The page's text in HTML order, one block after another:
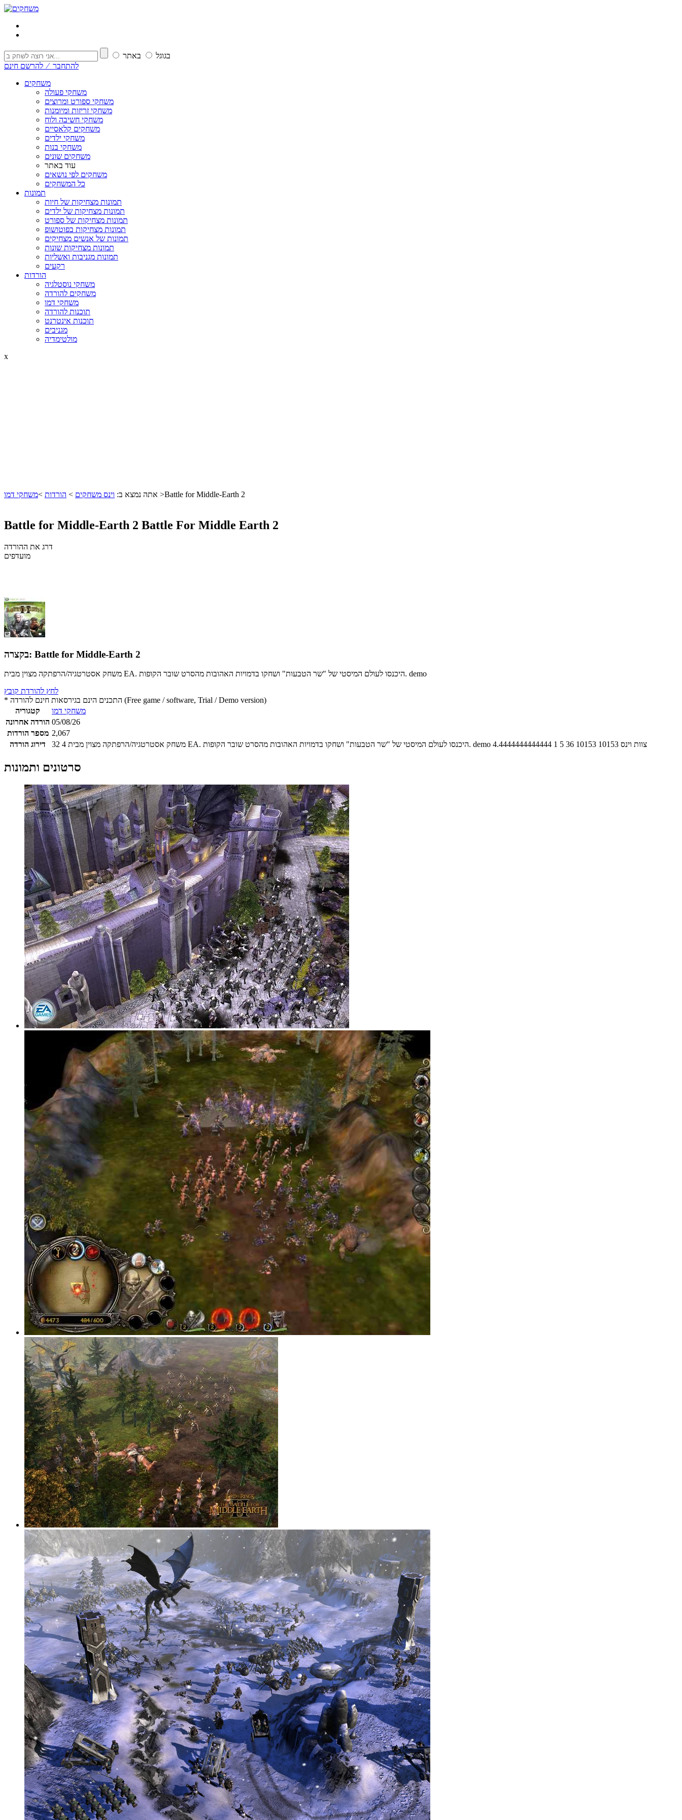
בגוגל
באתר
להתחבר ⁄ להרשם חינם
משחקים
משחקי פעולה
משחקי ספורט ומרוצים
משחקי זריזות ומיומנות
משחקי חשיבה ולוח
משחקים קלאסיים
משחקי ילדים
משחקי בנות
משחקים שונים
עוד באתר
משחקים לפי נושאים
כל המשחקים
תמונות
תמונות מצחיקות של חיות
תמונות מצחיקות של ילדים
תמונות מצחיקות של ספורט
תמונות מצחיקות בפוטושופ
תמונות של אנשים מצחיקים
תמונות מצחיקות שונות
תמונות מגניבות ואשליות
רקעים
הורדות
משחקי נוסטלגיה
משחקים להורדה
משחקי דמו
תוכנות להורדה
תוכנות אינטרנט
מגניבים
מולטימדיה
x
אתה נמצא ב: וינס משחקים > הורדות >משחקי דמו >Battle for Middle-Earth 2
Battle for Middle-Earth 2 Battle For Middle Earth 2
דרג את ההורדה
מועדפים
בקצרה: Battle for Middle-Earth 2
משחק אסטרטגיה/הרפתקה מצוין מבית EA. היכנסו לעולם המיסטי של "שר הטבעות" ושחקו בדמויות האהובות מהסרט שובר הקופות. demo
לחץ להורדת קובץ
* התכנים הינם בגירסאות חינם להורדה (Free game / software, Trial / Demo version)
קטגוריה
משחקי דמו
הורדה אחרונה 05/08/26
מספר הורדות 2,067
דירוג הורדה
32 4 משחק אסטרטגיה/הרפתקה מצוין מבית EA. היכנסו לעולם המיסטי של "שר הטבעות" ושחקו בדמויות האהובות מהסרט שובר הקופות. demo 4.4444444444444 צוות וינס 10153
10153
36
5
1
סרטונים ותמונות